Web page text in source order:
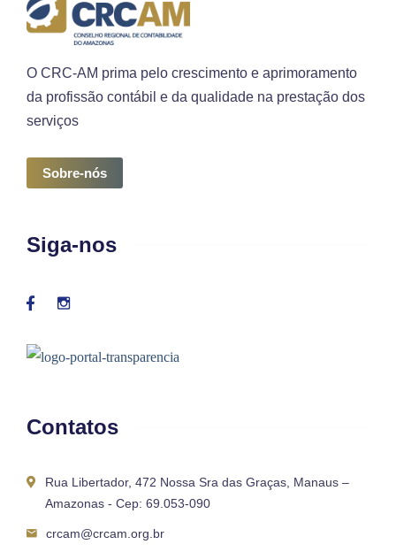
O CRC-AM prima pelo crescimento e aprimoramento
da profissão contábil e da qualidade na prestação dos
serviços
Sobre-nós
Siga-nos
Contatos
Rua Libertador, 472 Nossa Sra das Graças, Manaus –
Amazonas - Cep: 69.053-090
crcam@crcam.org.br